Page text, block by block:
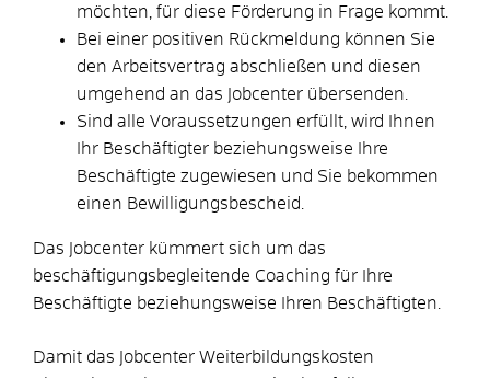
möchten, für diese Förderung in Frage kommt.
Bei einer positiven Rückmeldung können Sie
den Arbeitsvertrag abschließen und diesen
umgehend an das Jobcenter übersenden.
Sind alle Voraussetzungen erfüllt, wird Ihnen
Ihr Beschäftigter beziehungsweise Ihre
Beschäftigte zugewiesen und Sie bekommen
einen Bewilligungsbescheid.
Das Jobcenter kümmert sich um das
beschäftigungsbegleitende Coaching für Ihre
Beschäftigte beziehungsweise Ihren Beschäftigten.
Damit das Jobcenter Weiterbildungskosten